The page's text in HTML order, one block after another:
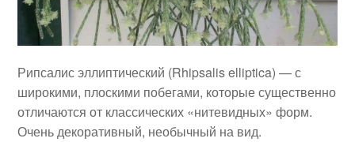
Рипсалис эллиптический (Rhipsalis elliptica) — с
широкими, плоскими побегами, которые существенно
отличаются от классических «нитевидных» форм.
Очень декоративный, необычный на вид.